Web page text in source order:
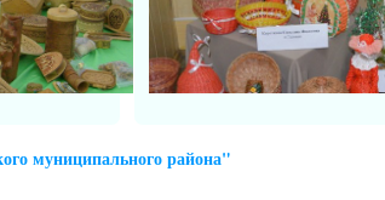
муниципального района"